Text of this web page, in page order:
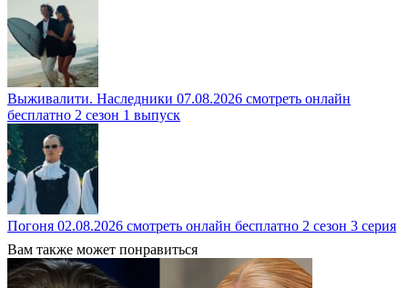
Выживалити. Наследники 07.08.2026 смотреть онлайн
бесплатно 2 сезон 1 выпуск
Погоня 02.08.2026 смотреть онлайн бесплатно 2 сезон 3 серия
Вам также может понравиться